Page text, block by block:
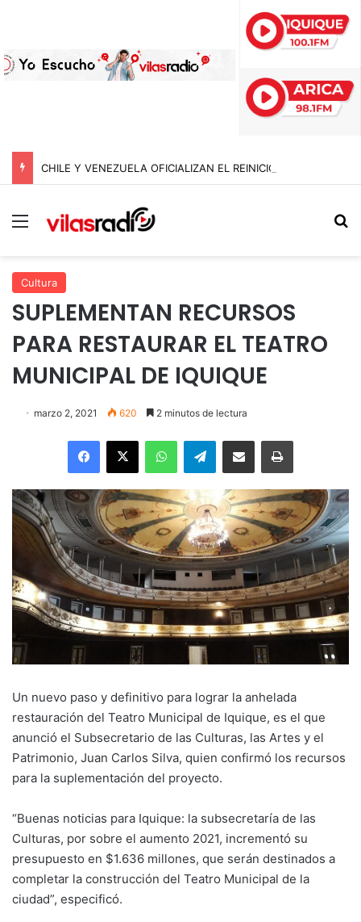
Menú
Cultura
SUPLEMENTAN RECURSOS
PARA RESTAURAR EL TEATRO
MUNICIPAL DE IQUIQUE
marzo 2, 2021 620 2 minutos de lectura
Facebook
X WhatsAppTelegramEnviar vía email Imprimir
Un nuevo paso y definitivo para lograr la anhelada
restauración del Teatro Municipal de Iquique, es el que
anunció el Subsecretario de las Culturas, las Artes y el
Patrimonio, Juan Carlos Silva, quien confirmó los recursos
para la suplementación del proyecto.
“Buenas noticias para Iquique: la subsecretaría de las
Culturas, por sobre el aumento 2021, incrementó su
presupuesto en $1.636 millones, que serán destinados a
completar la construcción del Teatro Municipal de la
ciudad”, especificó.